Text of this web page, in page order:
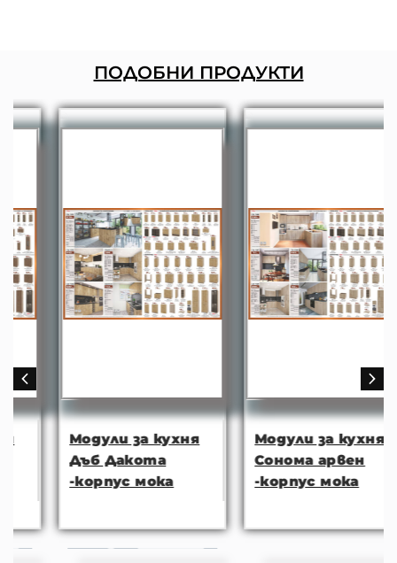
ПОДОБНИ ПРОДУКТИ
Модули за кухня
Дъб Дакота
-корпус мока
Модули за кухня
Сонома арвен
-корпус мока